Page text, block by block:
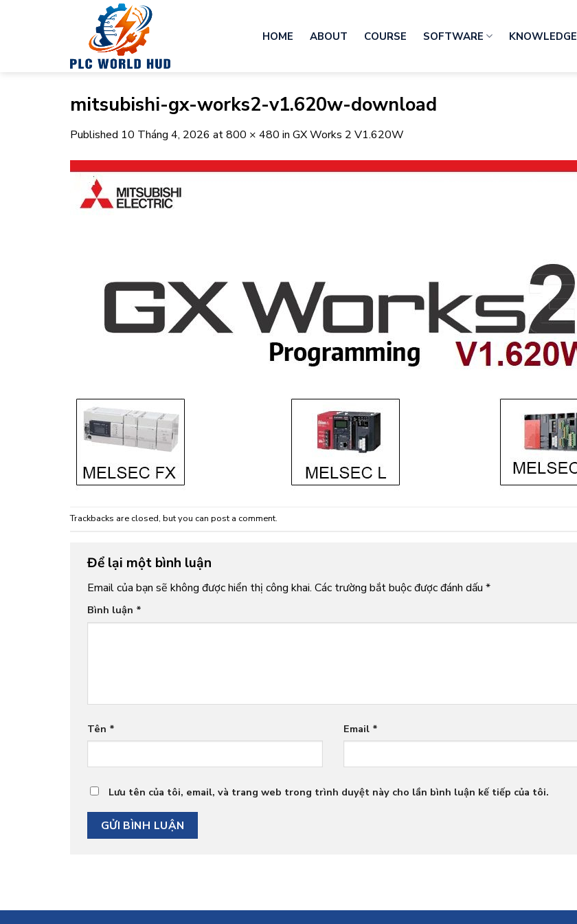
HOME ABOUT COURSE SOFTWARE KNOWLEDGE
mitsubishi-gx-works2-v1.620w-download
Published 10 Tháng 4, 2026 at800 × 480 in GX Works 2 V1.620W
Trackbacks are closed, but you can post a comment.
Để lại một bình luận
Email của bạn sẽ không được hiển thị công khai. Các trường bắt buộc được đánh dấu *
Bình luận *
Tên * Email *
Lưu tên của tôi, email, và trang web trong trình duyệt này cho lần bình luận kế tiếp của tôi.